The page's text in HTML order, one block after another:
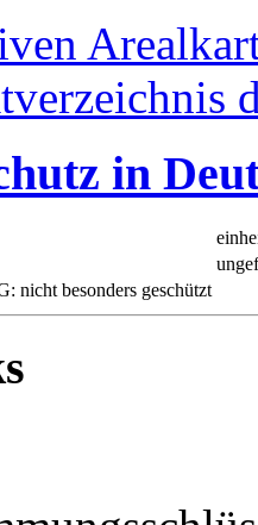
in
nicht besonders geschützt